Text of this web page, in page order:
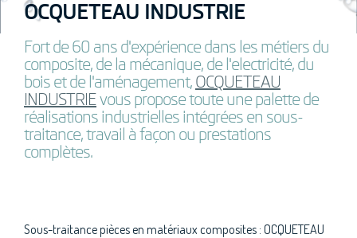
OCQUETEAU INDUSTRIE
Fort de 60 ans d'expérience dans les métiers du
composite, de la mécanique, de l'electricité, du
bois et de l'aménagement, OCQUETEAU
INDUSTRIEvous propose toute une palette de
réalisations industrielles intégrées en sous-
traitance, travail à façon ou prestations
complètes.
Sous-traitance pièces en matériaux composites : OCQUETEAU